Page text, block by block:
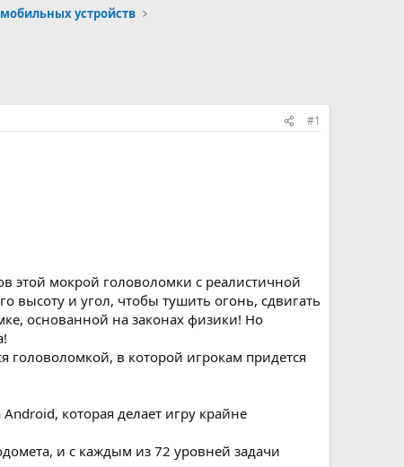
устройств
#1
этой мокрой головоломки с реалистичной
высоту и угол, чтобы тушить огонь, сдвигать
основанной на законах физики! Но
головоломкой, в которой игрокам придется
которая делает игру крайне
и с каждым из 72 уровней задачи